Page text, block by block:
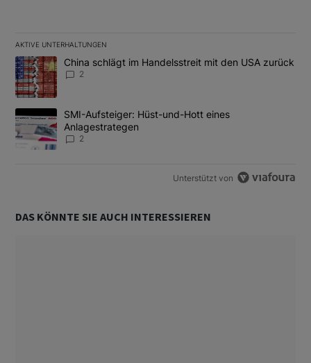
AKTIVE UNTERHALTUNGEN
Das Folgende ist eine Liste der am meisten kommentierten
Ein Trendartikel mit dem Titel "China schlägt im Handelsstreit
China schlägt im Handelsstreit mit den USA zurück
2
Ein Trendartikel mit dem Titel "SMI-Aufsteiger: Hüst-und-Hott
SMI-Aufsteiger: Hüst-und-Hott eines
Anlagestrategen
2
Unterstützt von
DAS KÖNNTE SIE AUCH INTERESSIEREN